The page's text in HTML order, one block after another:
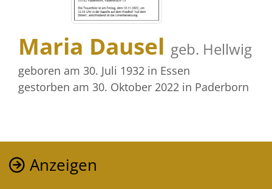
Maria Dausel geb. Hellwig
geboren am 30. Juli 1932 in Essen
gestorben am 30. Oktober 2022 in Paderborn
Anzeigen